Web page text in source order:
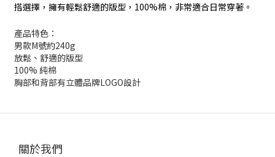
搭選擇，擁有輕鬆舒適的版型，100%棉，非常適合日常穿著。
產品特色：
男款M號約240g
放鬆、舒適的版型
100% 純棉
胸部和背部有立體品牌LOGO設計
關於我們